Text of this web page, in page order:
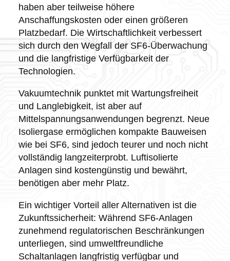
haben aber teilweise höhere
Anschaffungskosten oder einen größeren
Platzbedarf. Die Wirtschaftlichkeit verbessert
sich durch den Wegfall der SF6-Überwachung
und die langfristige Verfügbarkeit der
Technologien.
Vakuumtechnik punktet mit Wartungsfreiheit
und Langlebigkeit, ist aber auf
Mittelspannungsanwendungen begrenzt. Neue
Isoliergase ermöglichen kompakte Bauweisen
wie bei SF6, sind jedoch teurer und noch nicht
vollständig langzeiterprobt. Luftisolierte
Anlagen sind kostengünstig und bewährt,
benötigen aber mehr Platz.
Ein wichtiger Vorteil aller Alternativen ist die
Zukunftssicherheit: Während SF6-Anlagen
zunehmend regulatorischen Beschränkungen
unterliegen, sind umweltfreundliche
Schaltanlagen langfristig verfügbar und